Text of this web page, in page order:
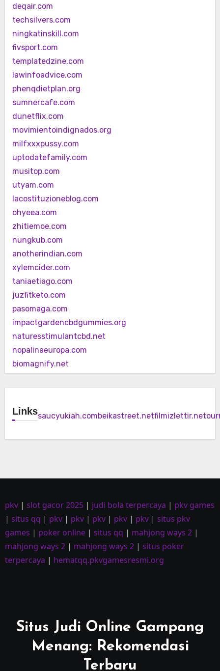
deqair.com
techsilvers.com
ningkatinskill.com
fivsport.com
templatedzine.com
lawinfoadvice.com
phenqdietplan.org
sumnercafe.com
dunetflix.com
movimientoindignados.org
milfxxxpussy.com
uptodatefamily.com
musitop.com
utyam.com
lacostituzioneblog.com
ohyeea.com
zhitiemoe.com
nungkub.com
anotherindian.com
xylemcider.com
taniaetiago.com
juzfitketo.com
pasomaga.com
impactgardencbdgummies.org
naturesstimulantcbd.net
nopalinaeuropa.com
biomagnify.net
Linkssaucyukiah.combeikastreet.netfilmizlettir.net
pkv| slot gacor 2025| judi bola terpercaya | pkv games
| situs qq | pkv| pkv| pkv| pkv| pkv| situs pkv
games | poker online| situs qq | mahjong ways 2|
mahjong ways 2| mahjong ways 2| situs poker
terpercaya | hematqq.pkvgamesresmi.org
Situs Judi Online Gampang
Menang: Rekomendasi
Terbaru